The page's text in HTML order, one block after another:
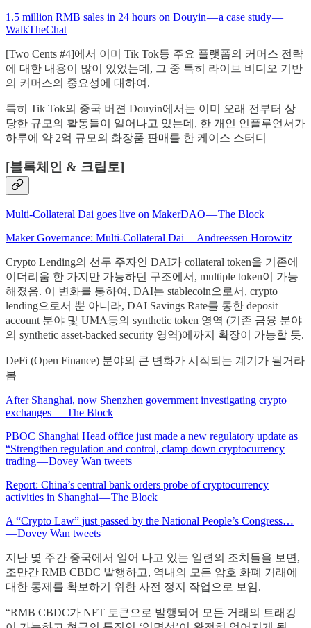
1.5 million RMB sales in 24 hours on Douyin — a case study —
WalkTheChat
[Two Cents #4]에서 이미 Tik Tok등 주요 플랫폼의 커머스 전략
에 대한 내용이 많이 있었는데, 그 중 특히 라이브 비디오 기반
의 커머스의 중요성에 대하여.
특히 Tik Tok의 중국 버젼 Douyin에서는 이미 오래 전부터 상
당한 규모의 활동들이 일어나고 있는데, 한 개인 인플루언서가
하루에 약 2억 규모의 화장품 판매를 한 케이스 스터디
[블록체인 & 크립토]
Multi-Collateral Dai goes live on MakerDAO — The Block
Maker Governance: Multi-Collateral Dai — Andreessen Horowitz
Crypto Lending의 선두 주자인 DAI가 collateral token을 기존에
이더리움 한 가지만 가능하던 구조에서, multiple token이 가능
해졌음. 이 변화를 통하여, DAI는 stablecoin으로서, crypto
lending으로서 뿐 아니라, DAI Savings Rate를 통한 deposit
account 분야 및 UMA등의 synthetic token 영역 (기존 금융 분야
의 synthetic asset-backed security 영역)에까지 확장이 가능할 듯.
DeFi (Open Finance) 분야의 큰 변화가 시작되는 계기가 될거라
봄
After Shanghai, now Shenzhen government investigating crypto
exchanges — The Block
PBOC Shanghai Head office just made a new regulatory update as
“Strengthen regulation and control, clamp down cryptocurrency
trading — Dovey Wan tweets
Report: China’s central bank orders probe of cryptocurrency
activities in Shanghai — The Block
A “Crypto Law” just passed by the National People’s Congress…
— Dovey Wan tweets
지난 몇 주간 중국에서 일어 나고 있는 일련의 조치들을 보면,
조만간 RMB CBDC 발행하고, 역내의 모든 암호 화폐 거래에
대한 통제를 확보하기 위한 사전 정지 작업으로 보임.
“RMB CBDC가 NFT 토큰으로 발행되어 모든 거래의 트래킹